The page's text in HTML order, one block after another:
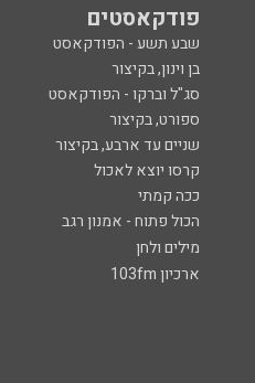
פודקאסטים
שבע תשע - הפודקאסט
בן וינון, בקיצור
סג"ל וברקו - הפודקאסט
ספורט, בקיצור
שניים עד ארבע, בקיצור
קרסו יוצא לאכול
ככה קמתי
הכול פתוח - אמנון רגב
מילים ולחן
ארכיון 103fm